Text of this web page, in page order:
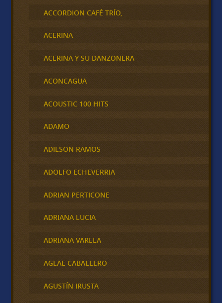
ACCORDION CAFÉ TRÍO,
ACERINA
ACERINA Y SU DANZONERA
ACONCAGUA
ACOUSTIC 100 HITS
ADAMO
ADILSON RAMOS
ADOLFO ECHEVERRIA
ADRIAN PERTICONE
ADRIANA LUCIA
ADRIANA VARELA
AGLAE CABALLERO
AGUSTÍN IRUSTA